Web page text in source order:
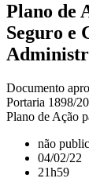
Plano de
Seguro e
Documento
Portaria 1898/
Plano de Ação
não
04/02/22
21h59